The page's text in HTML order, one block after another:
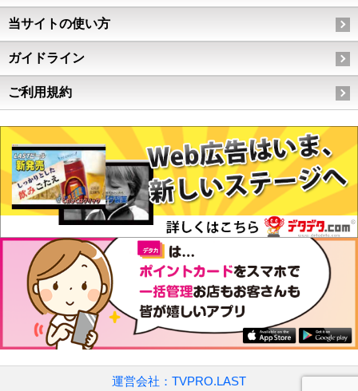
当サイトの使い方
ガイドライン
ご利用規約
運営会社：TVPRO.LAST